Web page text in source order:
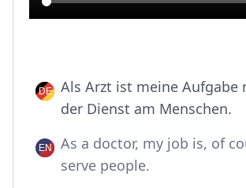
Als Arzt ist meine Aufgabe
der Dienst am Menschen.
As a doctor, my job is, of
serve people.